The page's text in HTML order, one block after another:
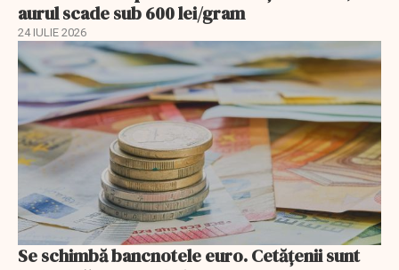
aurul scade sub 600 lei/gram
24 IULIE 2026
Se schimbă bancnotele euro. Cetățenii sunt